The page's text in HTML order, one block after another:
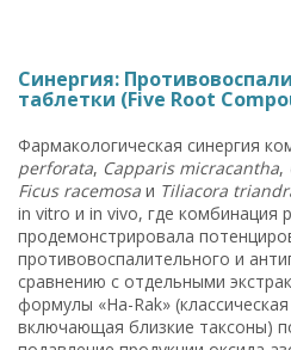
Синергия:
таблетки (Five Root
Фармакологическая синергия
perforata, Capparis micracantha,
Ficus racemosa и Tiliacora
in vitro и in vivo, где комбинация
продемонстрировала
противовоспалительного и
сравнению с отдельными
формулы «Ha-Rak»
включающая близкие таксоны)